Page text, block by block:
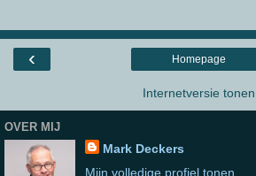
‹ Homepage
Internetversie tonen
OVER MIJ
Mark Deckers
Mijn volledige profiel tonen